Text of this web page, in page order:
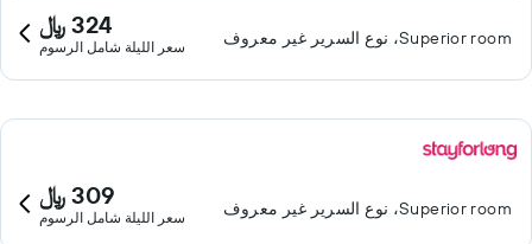
Superior room، نوع السرير غير معروف 324 ﷼
سعر الليلة شامل الرسوم
Superior room، نوع السرير غير معروف 309 ﷼
سعر الليلة شامل الرسوم